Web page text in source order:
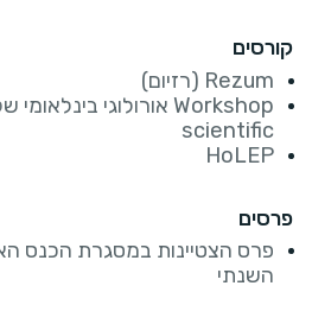
קורסים
Rezum (רזיום)
scientific
HoLEP
פרסים
פרס הצטיינות במסגרת הכנס
השנתי